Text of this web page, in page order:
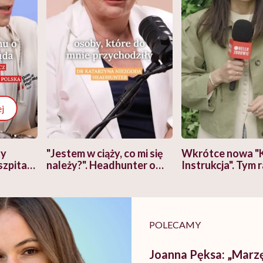
"Jestem w ciąży, co mi się
należy?". Headhunter o
pracy
Wkrótce nowa
Instrukcja". Tym
POLECAMY
Joanna Pęksa: